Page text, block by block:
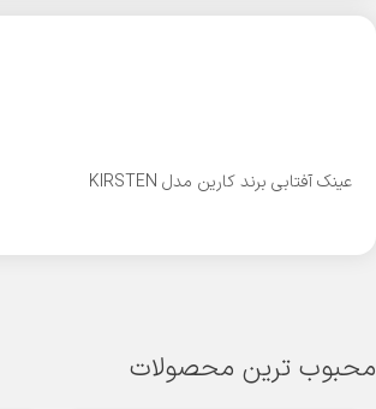
عینک آفتابی برند کارین مدل KIRSTEN
محبوب ترین محصولات